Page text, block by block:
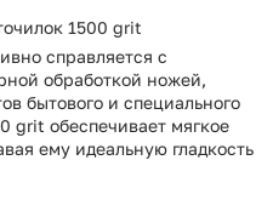
1500 grit
справляется с
обработкой ножей,
бытового и специального
grit обеспечивает мягкое
ему идеальную гладкость